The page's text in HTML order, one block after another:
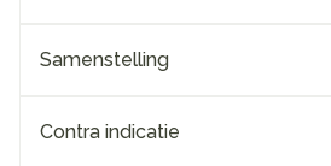
Samenstelling
Contra indicatie